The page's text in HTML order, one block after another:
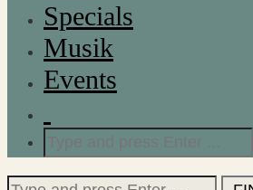
Specials
Musik
Events
for:
Search